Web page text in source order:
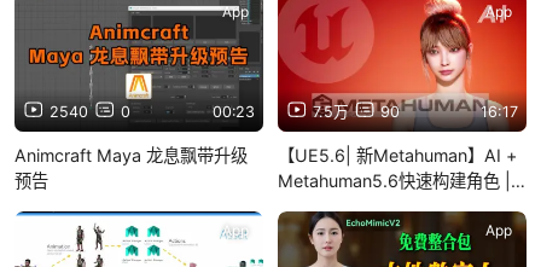
2540 0 00:23
App
Animcraft Maya 龙息飘带升级
预告
7.5万 90 16:17
App
【UE5.6| 新Metahuman】AI +
Metahuman5.6快速构建角色 |
App App